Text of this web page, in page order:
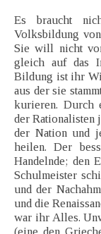
Es braucht
Volksbildung von
Sie will nicht
gleich auf das
Bildung ist ihr
aus der sie
kurieren. Durch
der Rationalisten
der Nation und
heilen. Der
Handelnde; den
Schulmeister
und der
und die
war ihr Alles.